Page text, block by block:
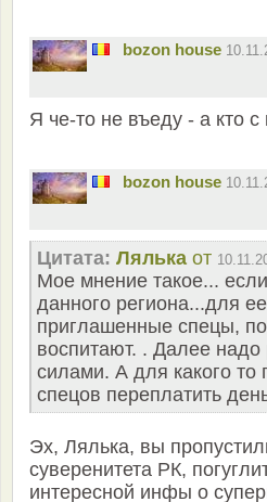
bozon house
Я че-то не въеду - а кто с
bozon house
Цитата: Лялька от
Мое мнение такое...
данного региона...для
приглашенные спецы,
воспитают. . Далее надо
силами. А для какого то
спецов переплатить
Эх, Лялька, вы
суверенитета РК,
интересной инфы о